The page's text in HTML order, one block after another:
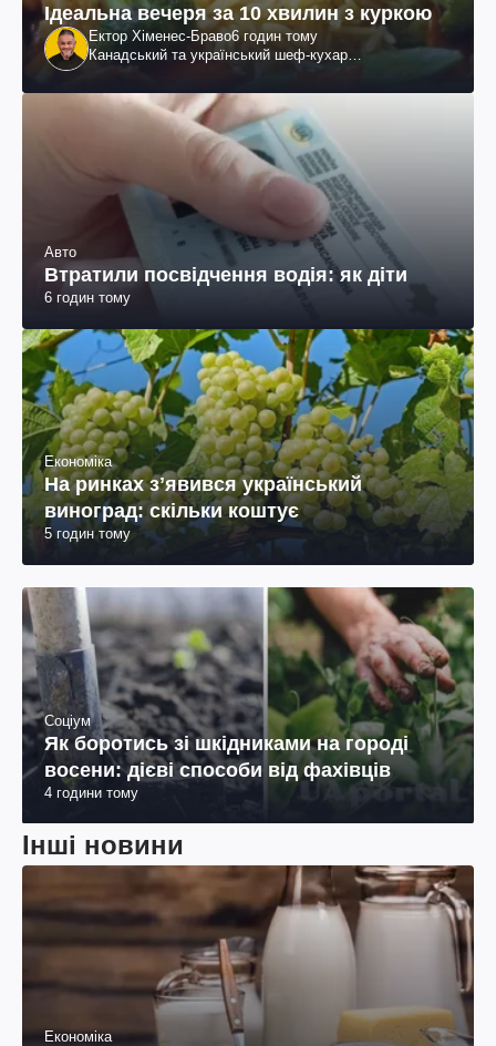
Ідеальна вечеря за 10 хвилин з куркою
Ектор Хіменес-Браво6 годин тому
Канадський та український шеф-кухар
Авто
Втратили посвідчення водія: як діти
6 годин тому
Економіка
На ринках зʼявився український
виноград: скільки коштує
5 годин тому
Соціум
Як боротись зі шкідниками на городі
восени: дієві способи від фахівців
4 години тому
Інші новини
Економіка